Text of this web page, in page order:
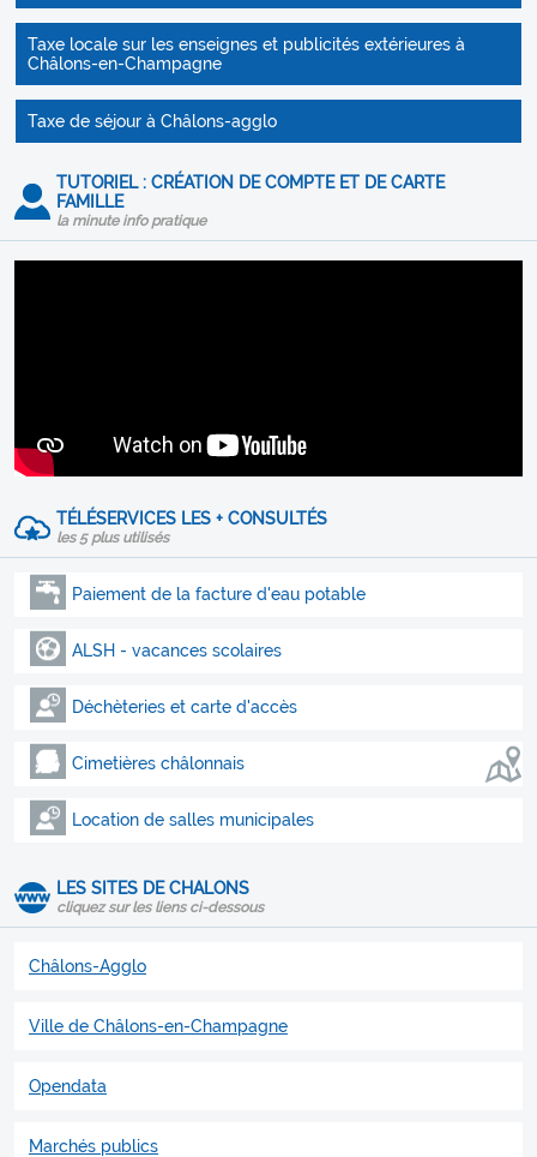
Taxe locale sur les enseignes et publicités extérieures à
Châlons-en-Champagne
Taxe de séjour à Châlons-agglo
TUTORIEL : CRÉATION DE COMPTE ET DE CARTE
FAMILLE
la minute info pratique
TÉLÉSERVICES LES + CONSULTÉS
les 5 plus utilisés
Paiement de la facture d'eau potable
ALSH - vacances scolaires
Déchèteries et carte d'accès
Cimetières châlonnais
Location de salles municipales
LES SITES DE CHALONS
cliquez sur les liens ci-dessous
Châlons-Agglo
Ville de Châlons-en-Champagne
Opendata
Marchés publics